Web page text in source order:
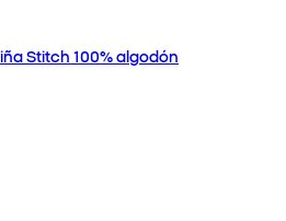
Stitch 100% algodón